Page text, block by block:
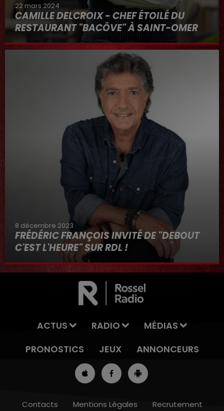
22 mars 2024
CAMILLE DELCROIX - CHEF ÉTOILÉ DU
RESTAURANT "BACÔVE" À SAINT-OMER
Au micro d'Hervé dans "RDL ET VOUS"
8 décembre 2023
FRÉDÉRIC FRANÇOIS INVITÉ DE "DEBOUT
C'EST L'HEURE" SUR RDL !
8 décembre 2023
ACTUS RADIO
MÉDIAS
PRONOSTICS
JEUX ANNONCEURS
Contacts Mentions Légales Recrutement